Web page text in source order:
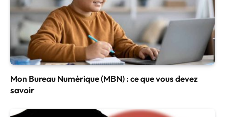
Mon Bureau Numérique (MBN) : ce que vous devez
savoir